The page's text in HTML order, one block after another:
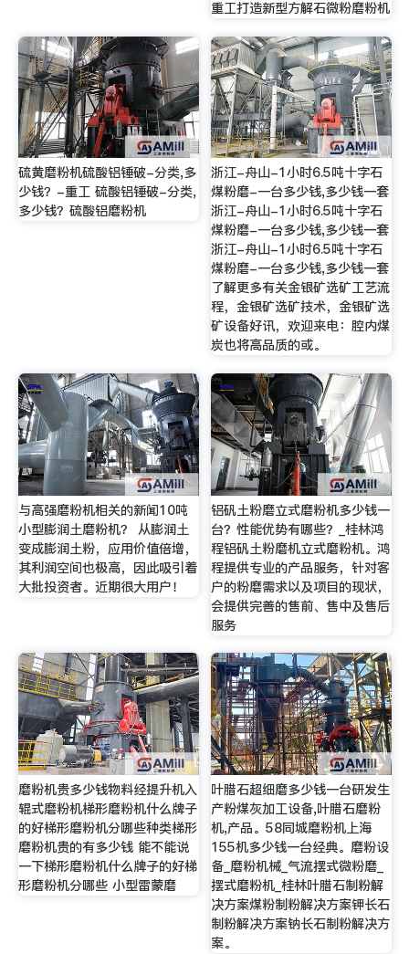
重工打造新型方解石微粉磨粉机
硫黄磨粉机硫酸铝锤破-分类,多
少钱？-重工 硫酸铝锤破-分类,
多少钱？硫酸铝磨粉机
浙江-舟山-1小时6.5吨十字石
煤粉磨-一台多少钱,多少钱一套
浙江-舟山-1小时6.5吨十字石
煤粉磨-一台多少钱,多少钱一套
浙江-舟山-1小时6.5吨十字石
煤粉磨-一台多少钱,多少钱一套
了解更多有关金银矿选矿工艺流
程，金银矿选矿技术，金银矿选
矿设备好讯，欢迎来电：腔内煤
炭也将高品质的或。
与高强磨粉机相关的新闻10吨
小型膨润土磨粉机？ 从膨润土
变成膨润土粉，应用价值倍增，
其利润空间也极高，因此吸引着
大批投资者。近期很大用户！
铝矾土粉磨立式磨粉机多少钱一
台？性能优势有哪些？_桂林鸿
程铝矾土粉磨机立式磨粉机。鸿
程提供专业的产品服务，针对客
户的粉磨需求以及项目的现状，
会提供完善的售前、售中及售后
服务
磨粉机贵多少钱物料经提升机入
辊式磨粉机梯形磨粉机什么牌子
的好梯形磨粉机分哪些种类梯形
磨粉机贵的有多少钱 能不能说
一下梯形磨粉机什么牌子的好梯
形磨粉机分哪些 小型雷蒙磨
叶腊石超细磨多少钱一台研发生
产粉煤灰加工设备,叶腊石磨粉
机,产品。58同城磨粉机上海
155机多少钱一台经典。磨粉设
备_磨粉机械_气流摆式微粉磨_
摆式磨粉机_桂林叶腊石制粉解
决方案煤粉制粉解决方案钾长石
制粉解决方案钠长石制粉解决方
案。